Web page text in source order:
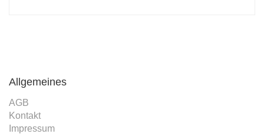
Allgemeines
AGB
Kontakt
Impressum